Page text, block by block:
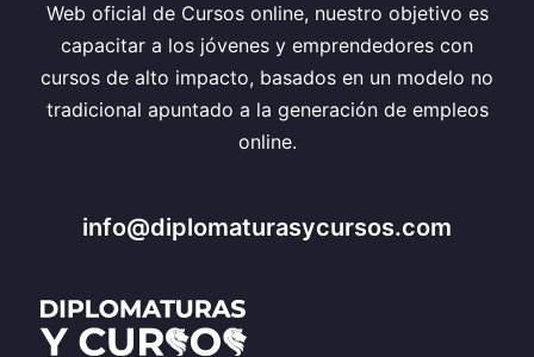
Web oficial de Cursos online, nuestro objetivo es
capacitar a los jóvenes y emprendedores con
cursos de alto impacto, basados en un modelo no
tradicional apuntado a la generación de empleos
online.
info@diplomaturasycursos.com